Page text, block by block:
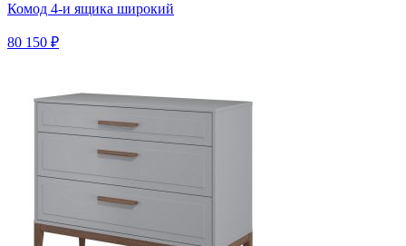
Комод 4-и ящика широкий
80 150 ₽